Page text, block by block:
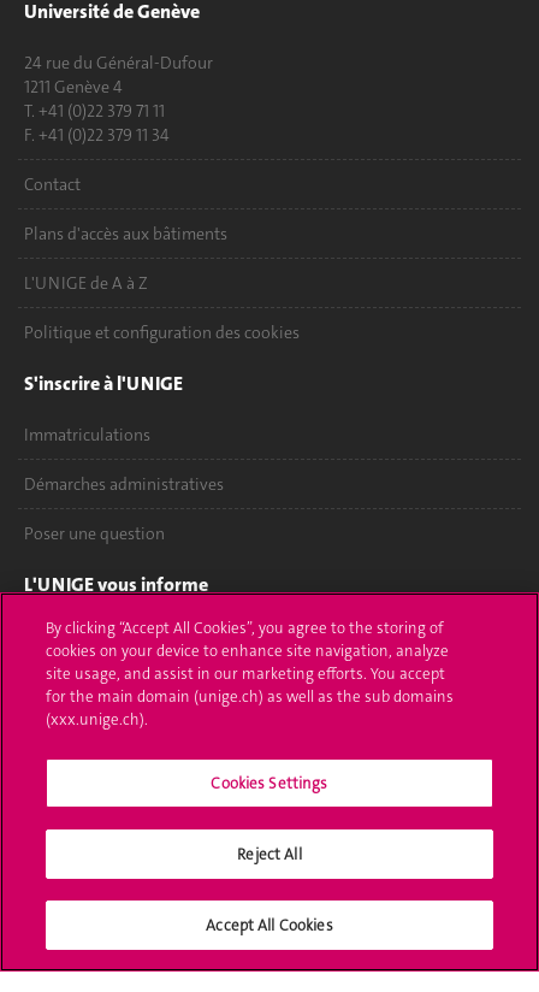
Université de Genève
24 rue du Général-Dufour
1211 Genève 4
T. +41 (0)22 379 71 11
F. +41 (0)22 379 11 34
Contact
Plans d'accès aux bâtiments
L'UNIGE de A à Z
Politique et configuration des cookies
S'inscrire à l'UNIGE
Immatriculations
Démarches administratives
Poser une question
L'UNIGE vous informe
UNIGE Mobile
Médias
Offres d'emploi
Calendrier académique
Médias sociaux UNIGE
By clicking “Accept All Cookies”, you agree to the storing of
cookies on your device to enhance site navigation, analyze
site usage, and assist in our marketing efforts. You accept
for the main domain (unige.ch) as well as the sub domains
(xxx.unige.ch).
Cookies Settings
Reject All
Accept All Cookies